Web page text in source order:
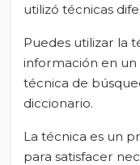
utilizó técnicas
Puedes utilizar la
información en un
técnica de
diccionario.
La técnica es un
para satisfacer